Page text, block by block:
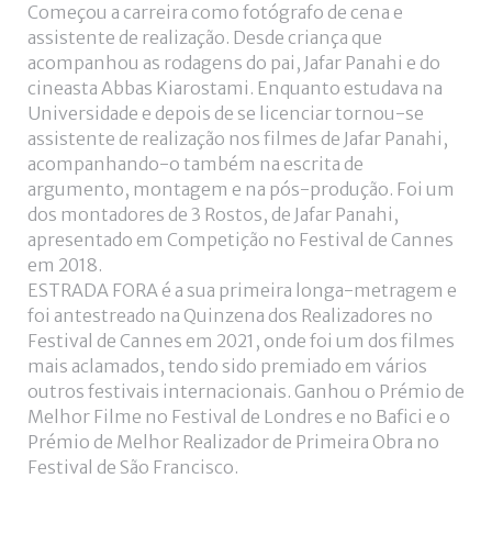
Começou a carreira como fotógrafo de cena e
assistente de realização. Desde criança que
acompanhou as rodagens do pai, Jafar Panahi e do
cineasta Abbas Kiarostami. Enquanto estudava na
Universidade e depois de se licenciar tornou-se
assistente de realização nos filmes de Jafar Panahi,
acompanhando-o também na escrita de
argumento, montagem e na pós-produção. Foi um
dos montadores de 3 Rostos, de Jafar Panahi,
apresentado em Competição no Festival de Cannes
em 2018.
ESTRADA FORA é a sua primeira longa-metragem e
foi antestreado na Quinzena dos Realizadores no
Festival de Cannes em 2021, onde foi um dos filmes
mais aclamados, tendo sido premiado em vários
outros festivais internacionais. Ganhou o Prémio de
Melhor Filme no Festival de Londres e no Bafici e o
Prémio de Melhor Realizador de Primeira Obra no
Festival de São Francisco.
+